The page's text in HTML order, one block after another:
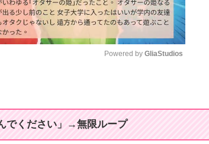
Powered by GliaStudios
でください」→無限ループ